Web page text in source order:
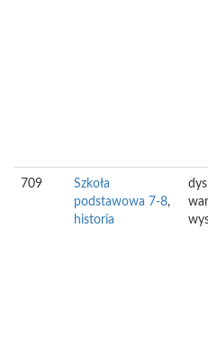
709
Szkoła
podstawowa 7-8,
historia